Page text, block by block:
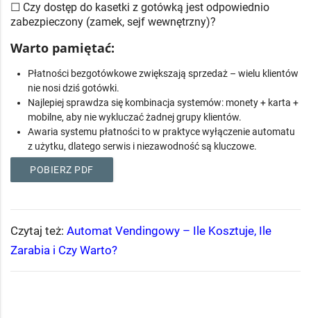
☐ Czy dostęp do kasetki z gotówką jest odpowiednio
zabezpieczony (zamek, sejf wewnętrzny)?
Warto pamiętać:
Płatności bezgotówkowe zwiększają sprzedaż – wielu klientów
nie nosi dziś gotówki.
Najlepiej sprawdza się kombinacja systemów: monety + karta +
mobilne, aby nie wykluczać żadnej grupy klientów.
Awaria systemu płatności to w praktyce wyłączenie automatu
z użytku, dlatego serwis i niezawodność są kluczowe.
POBIERZ PDF
Czytaj też: Automat Vendingowy – Ile Kosztuje, Ile
Zarabia i Czy Warto?